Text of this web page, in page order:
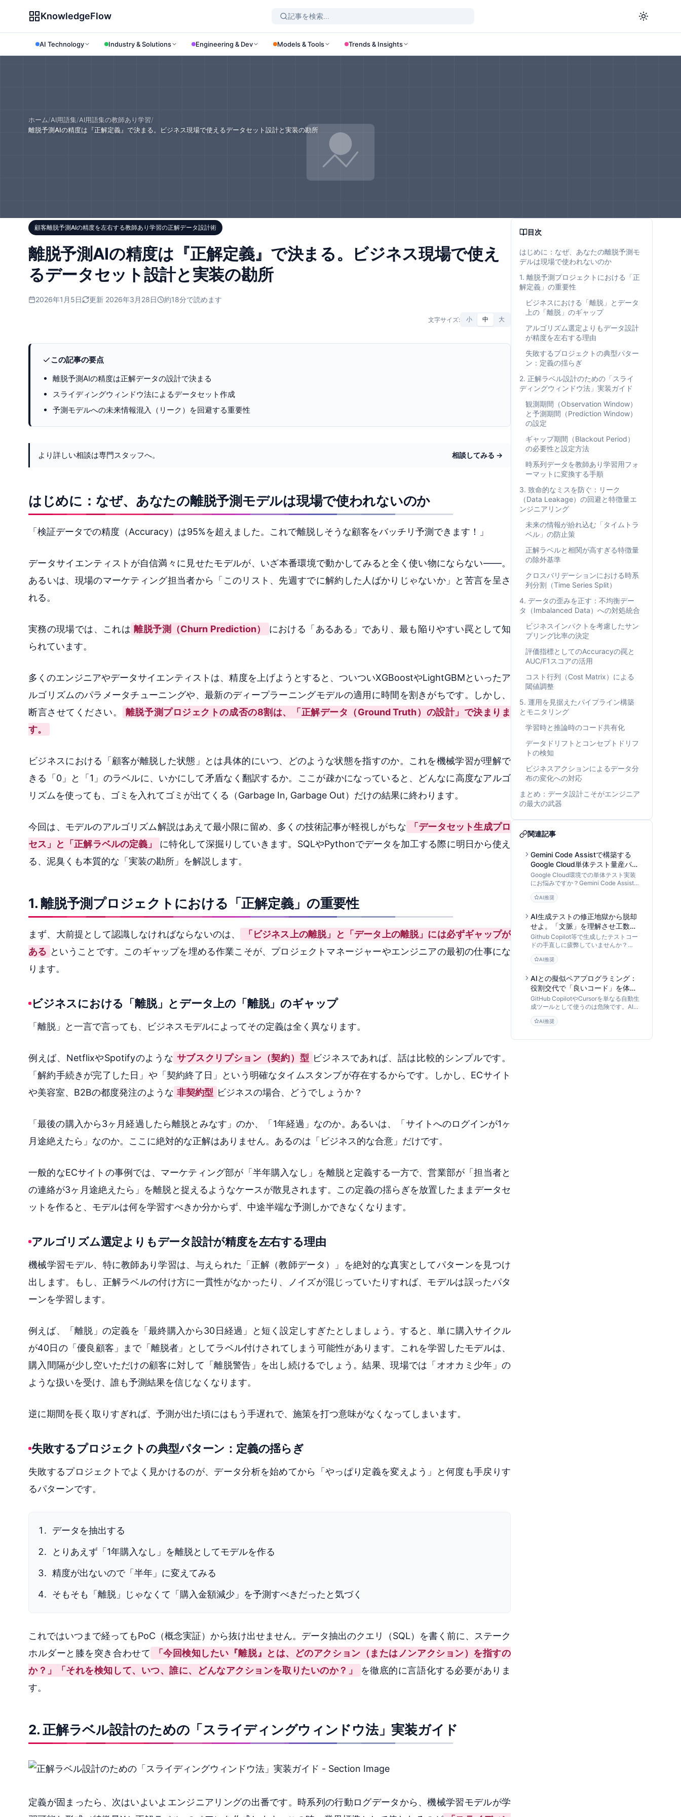
KnowledgeFlow
AI Technology Industry & Solutions Engineering & Dev Models & Tools Trends & Insights
ホーム/AI用語集/AI用語集の教師あり学習/
離脱予測AIの精度は『正解定義』で決まる。ビジネス現場で使えるデータセット設計と実装の勘所
顧客離脱予測AIの精度を左右する教師あり学習の正解データ設計術
離脱予測AIの精度は『正解定義』で決まる。ビジネス現場で使え
るデータセット設計と実装の勘所
2026年1月5日 更新 2026年3月28日 約18分で読めます
文字サイズ: 小 中 大
この記事の要点
離脱予測AIの精度は正解データの設計で決まる
スライディングウィンドウ法によるデータセット作成
予測モデルへの未来情報混入（リーク）を回避する重要性
より詳しい相談は専門スタッフへ。 相談してみる →
はじめに：なぜ、あなたの離脱予測モデルは現場で使われないのか
「検証データでの精度（Accuracy）は95%を超えました。これで離脱しそうな顧客をバッチリ予測できます！」
データサイエンティストが自信満々に見せたモデルが、いざ本番環境で動かしてみると全く使い物にならない――。
あるいは、現場のマーケティング担当者から「このリスト、先週すでに解約した人ばかりじゃないか」と苦言を呈さ
れる。
実務の現場では、これは 離脱予測（Churn Prediction）
における「あるある」であり、最も陥りやすい罠として知
られています。
多くのエンジニアやデータサイエンティストは、精度を上げようとすると、ついついXGBoostやLightGBMといったア
ルゴリズムのパラメータチューニングや、最新のディープラーニングモデルの適用に時間を割きがちです。しかし、
断言させてください。
離脱予測プロジェクトの成否の8割は、「正解データ（Ground Truth）の設計」で決まりま
す。
ビジネスにおける「顧客が離脱した状態」とは具体的にいつ、どのような状態を指すのか。これを機械学習が理解で
きる「0」と「1」のラベルに、いかにして矛盾なく翻訳するか。ここが疎かになっていると、どんなに高度なアルゴ
リズムを使っても、ゴミを入れてゴミが出てくる（Garbage In, Garbage Out）だけの結果に終わります。
今回は、モデルのアルゴリズム解説はあえて最小限に留め、多くの技術記事が軽視しがちな
「データセット生成プロ
セス」と「正解ラベルの定義」
に特化して深掘りしていきます。SQLやPythonでデータを加工する際に明日から使え
る、泥臭くも本質的な「実装の勘所」を解説します。
1. 離脱予測プロジェクトにおける「正解定義」の重要性
まず、大前提として認識しなければならないのは、
「ビジネス上の離脱」と「データ上の離脱」には必ずギャップが
ある ということです。このギャップを埋める作業こそが、プロジェクトマネージャーやエンジニアの最初の仕事にな
ります。
ビジネスにおける「離脱」とデータ上の「離脱」のギャップ
「離脱」と一言で言っても、ビジネスモデルによってその定義は全く異なります。
例えば、NetflixやSpotifyのような サブスクリプション（契約）型 ビジネスであれば、話は比較的シンプルです。
「解約手続きが完了した日」や「契約終了日」という明確なタイムスタンプが存在するからです。しかし、ECサイト
や美容室、B2Bの都度発注のような 非契約型 ビジネスの場合、どうでしょうか？
「最後の購入から3ヶ月経過したら離脱とみなす」のか、「1年経過」なのか。あるいは、「サイトへのログインが1ヶ
月途絶えたら」なのか。ここに絶対的な正解はありません。あるのは「ビジネス的な合意」だけです。
一般的なECサイトの事例では、マーケティング部が「半年購入なし」を離脱と定義する一方で、営業部が「担当者と
の連絡が3ヶ月途絶えたら」を離脱と捉えるようなケースが散見されます。この定義の揺らぎを放置したままデータセ
ットを作ると、モデルは何を学習すべきか分からず、中途半端な予測しかできなくなります。
アルゴリズム選定よりもデータ設計が精度を左右する理由
機械学習モデル、特に教師あり学習は、与えられた「正解（教師データ）」を絶対的な真実としてパターンを見つけ
出します。もし、正解ラベルの付け方に一貫性がなかったり、ノイズが混じっていたりすれば、モデルは誤ったパタ
ーンを学習します。
例えば、「離脱」の定義を「最終購入から30日経過」と短く設定しすぎたとしましょう。すると、単に購入サイクル
が40日の「優良顧客」まで「離脱者」としてラベル付けされてしまう可能性があります。これを学習したモデルは、
購入間隔が少し空いただけの顧客に対して「離脱警告」を出し続けるでしょう。結果、現場では「オオカミ少年」の
ような扱いを受け、誰も予測結果を信じなくなります。
逆に期間を長く取りすぎれば、予測が出た頃にはもう手遅れで、施策を打つ意味がなくなってしまいます。
失敗するプロジェクトの典型パターン：定義の揺らぎ
失敗するプロジェクトでよく見かけるのが、データ分析を始めてから「やっぱり定義を変えよう」と何度も手戻りす
るパターンです。
データを抽出する
とりあえず「1年購入なし」を離脱としてモデルを作る
精度が出ないので「半年」に変えてみる
そもそも「離脱」じゃなくて「購入金額減少」を予測すべきだったと気づく
これではいつまで経ってもPoC（概念実証）から抜け出せません。データ抽出のクエリ（SQL）を書く前に、ステーク
ホルダーと膝を突き合わせて
「今回検知したい『離脱』とは、どのアクション（またはノンアクション）を指すの
か？」「それを検知して、いつ、誰に、どんなアクションを取りたいのか？」
を徹底的に言語化する必要がありま
す。
2. 正解ラベル設計のための「スライディングウィンドウ法」実装ガイド
定義が固まったら、次はいよいよエンジニアリングの出番です。時系列の行動ログデータから、機械学習モデルが学
目次
はじめに：なぜ、あなたの離脱予測モ
デルは現場で使われないのか
1. 離脱予測プロジェクトにおける「正
解定義」の重要性
ビジネスにおける「離脱」とデータ
上の「離脱」のギャップ
アルゴリズム選定よりもデータ設計
が精度を左右する理由
失敗するプロジェクトの典型パター
ン：定義の揺らぎ
2. 正解ラベル設計のための「スライ
ディングウィンドウ法」実装ガイド
観測期間（Observation Window）
と予測期間（Prediction Window）
の設定
ギャップ期間（Blackout Period）
の必要性と設定方法
時系列データを教師あり学習用フォ
ーマットに変換する手順
3. 致命的なミスを防ぐ：リーク
（Data Leakage）の回避と特徴量エ
ンジニアリング
未来の情報が紛れ込む「タイムトラ
ベル」の防止策
正解ラベルと相関が高すぎる特徴量
の除外基準
クロスバリデーションにおける時系
列分割（Time Series Split）
4. データの歪みを正す：不均衡デー
タ（Imbalanced Data）への対処統合
ビジネスインパクトを考慮したサン
プリング比率の決定
評価指標としてのAccuracyの罠と
AUC/F1スコアの活用
コスト行列（Cost Matrix）による
閾値調整
5. 運用を見据えたパイプライン構築
とモニタリング
学習時と推論時のコード共有化
データドリフトとコンセプトドリフ
トの検知
ビジネスアクションによるデータ分
布の変化への対応
まとめ：データ設計こそがエンジニア
の最大の武器
関連記事
Gemini Code Assistで構築する
Google Cloud単体テスト量産パイ
プライン：AI入力設計からモック
戦略まで
Google Cloud環境での単体テスト実装
にお悩みですか？Gemini Code Assistを
「データ処理パイプライン」として活用
し、Cloud Functions等のテストコード
DevOps専門家が解説します。
AI推奨
AI生成テストの修正地獄から脱却
せよ。「文脈」を理解させ工数を
8割削減するCody活用メソッド
Github Copilot等で生成したテストコー
ドの手直しに疲弊していませんか？
Sourcegraph Codyのリポジトリ全体理
解（コンテキスト認識）を活用し、依存
テスト」を生成する具体的かつ実践的な
手法を解説します。
AI推奨
AIとの擬似ペアプログラミング：
役割交代で「良いコード」を体得
する育成型開発フローの全貌
GitHub CopilotやCursorを単なる自動生
成ツールとして使うのは危険です。AI倫
理研究者が、AIを「擬似メンター」とし
て活用し、エンジニアの思考力とコード
の実践手法と組織導入フローを提言しま
AI推奨